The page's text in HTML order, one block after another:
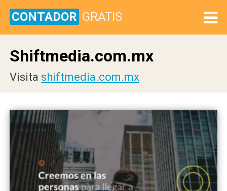
CONTADOR GRATIS
Shiftmedia.com.mx
Visita shiftmedia.com.mx